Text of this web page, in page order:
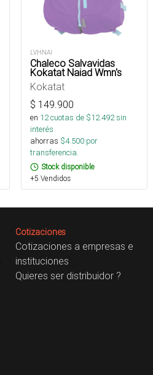
LVHNAI
Chaleco Salvavidas
Kokatat Naiad Wmn's
Kokatat
$ 149.900
en 12cuotas de $12.492sin
interés
ahorras $4.500 por
transferencia.
Stock disponible
+5 Vendidos
Cotizaciones
Cotizaciones a empresas e
instituciones
Quieres ser distribuidor ?